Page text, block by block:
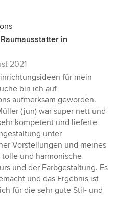
in
2021
für mein
bin ich auf
aufmerksam geworden.
(jun) war super nett und
kompetent und lieferte
unter
Vorstellungen und meines
und harmonische
und der Farbgestaltung. Es
und das Ergebnis ist
für die sehr gute Stil- und